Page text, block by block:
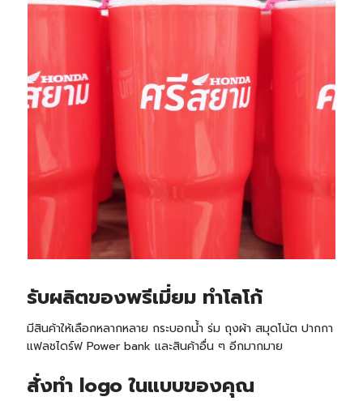
รับผลิตของพรีเมี่ยม ทำโลโก้
มีสินค้าให้เลือกหลากหลาย กระบอกน้ำ ร่ม ถุงผ้า สมุดโน้ต ปากกา
แฟลชไดร์ฟ Power bank และสินค้าอื่น ๆ อีกมากมาย
สั่งทำ logo ในแบบของคุณ